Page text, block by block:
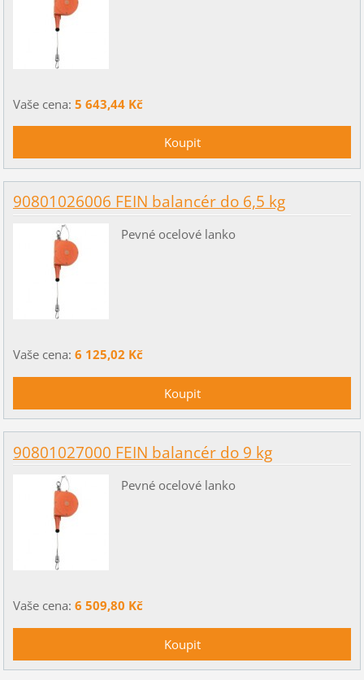
Vaše cena: 5 643,44 Kč
90801026006 FEIN balancér do 6,5 kg
Pevné ocelové lanko
Vaše cena: 6 125,02 Kč
90801027000 FEIN balancér do 9 kg
Pevné ocelové lanko
Vaše cena: 6 509,80 Kč